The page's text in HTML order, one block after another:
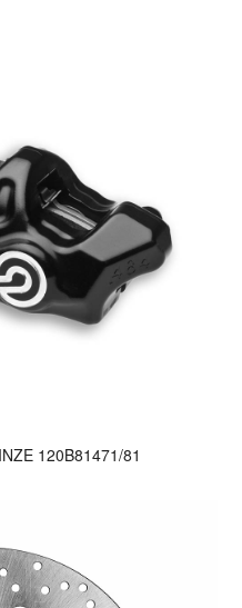
120B81471/81